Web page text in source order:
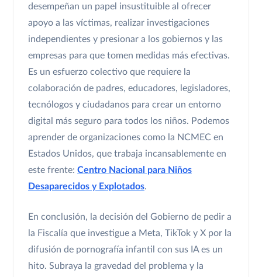
desempeñan un papel insustituible al ofrecer
apoyo a las víctimas, realizar investigaciones
independientes y presionar a los gobiernos y las
empresas para que tomen medidas más efectivas.
Es un esfuerzo colectivo que requiere la
colaboración de padres, educadores, legisladores,
tecnólogos y ciudadanos para crear un entorno
digital más seguro para todos los niños. Podemos
aprender de organizaciones como la NCMEC en
Estados Unidos, que trabaja incansablemente en
este frente: Centro Nacional para Niños
Desaparecidos y Explotados.
En conclusión, la decisión del Gobierno de pedir a
la Fiscalía que investigue a Meta, TikTok y X por la
difusión de pornografía infantil con sus IA es un
hito. Subraya la gravedad del problema y la